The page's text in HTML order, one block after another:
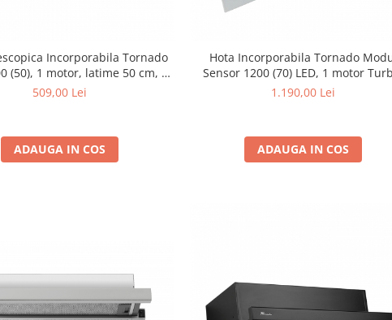
Incorporabila Tornado
(50), 1 motor, latime 50 cm, 3
absorbtie 700 m3/ora, Inox
509,00 Lei
ADAUGA IN COS
Hota Incorporabila Tornado
Sensor 1200 (70) LED, 1 motor
latime 70 cm, absorbtie 1200 m3/
1.190,00 Lei
ADAUGA IN COS